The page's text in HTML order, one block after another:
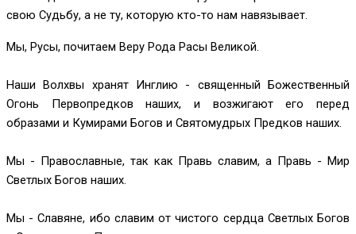
свою Судьбу, а не ту, которую кто-то нам навязывает.
Мы, Русы, почитаем Веру Рода Расы Великой.
Наши Волхвы хранят Инглию - священный Божественный
Огонь Первопредков наших, и возжигают его перед
образами и Кумирами Богов и Святомудрых Предков наших.
Мы - Православные, так как Правь славим, а Правь - Мир
Светлых Богов наших.
Мы - Славяне, ибо славим от чистого сердца Светлых Богов